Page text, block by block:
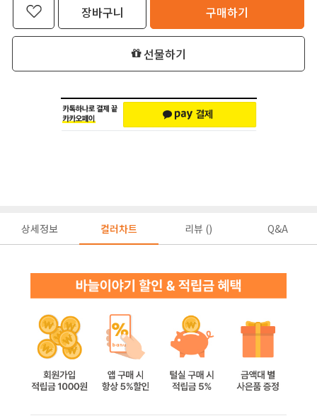
장바구니 구매하기
선물하기
상세정보 컬러차트 리뷰 () Q&A